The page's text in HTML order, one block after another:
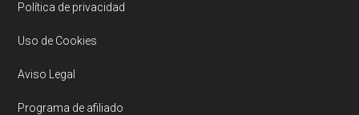
Política de privacidad
Uso de Cookies
Aviso Legal
Programa de afiliado